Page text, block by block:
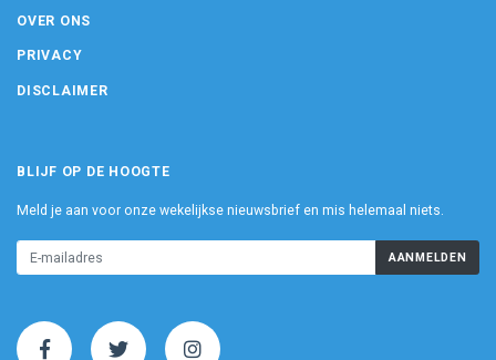
OVER ONS
PRIVACY
DISCLAIMER
BLIJF OP DE HOOGTE
Meld je aan voor onze wekelijkse nieuwsbrief en mis helemaal niets.
AANMELDEN